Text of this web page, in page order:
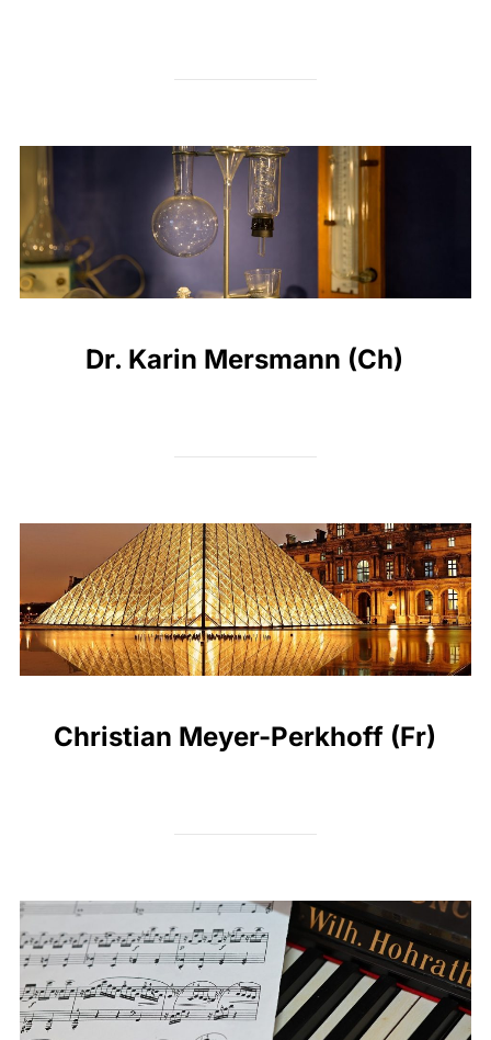
Dr. Karin Mersmann (Ch)
Christian Meyer-Perkhoff (Fr)